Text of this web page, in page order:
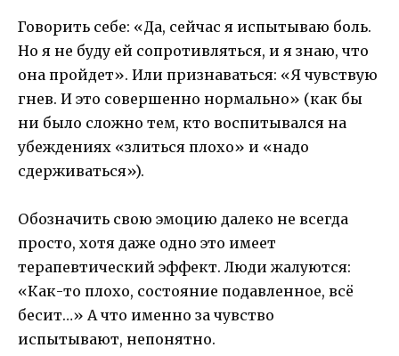
Говорить себе: «Да, сейчас я испытываю боль.
Но я не буду ей сопротивляться, и я знаю, что
она пройдет». Или признаваться: «Я чувствую
гнев. И это совершенно нормально» (как бы
ни было сложно тем, кто воспитывался на
убеждениях «злиться плохо» и «надо
сдерживаться»).
Обозначить свою эмоцию далеко не всегда
просто, хотя даже одно это имеет
терапевтический эффект. Люди жалуются:
«Как-то плохо, состояние подавленное, всё
бесит…» А что именно за чувство
испытывают, непонятно.